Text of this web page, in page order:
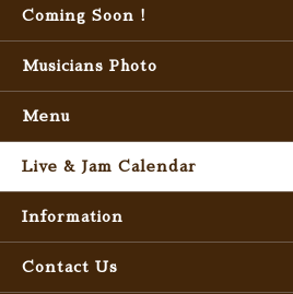
Coming Soon !
Musicians Photo
Menu
Live & Jam Calendar
Information
Contact Us